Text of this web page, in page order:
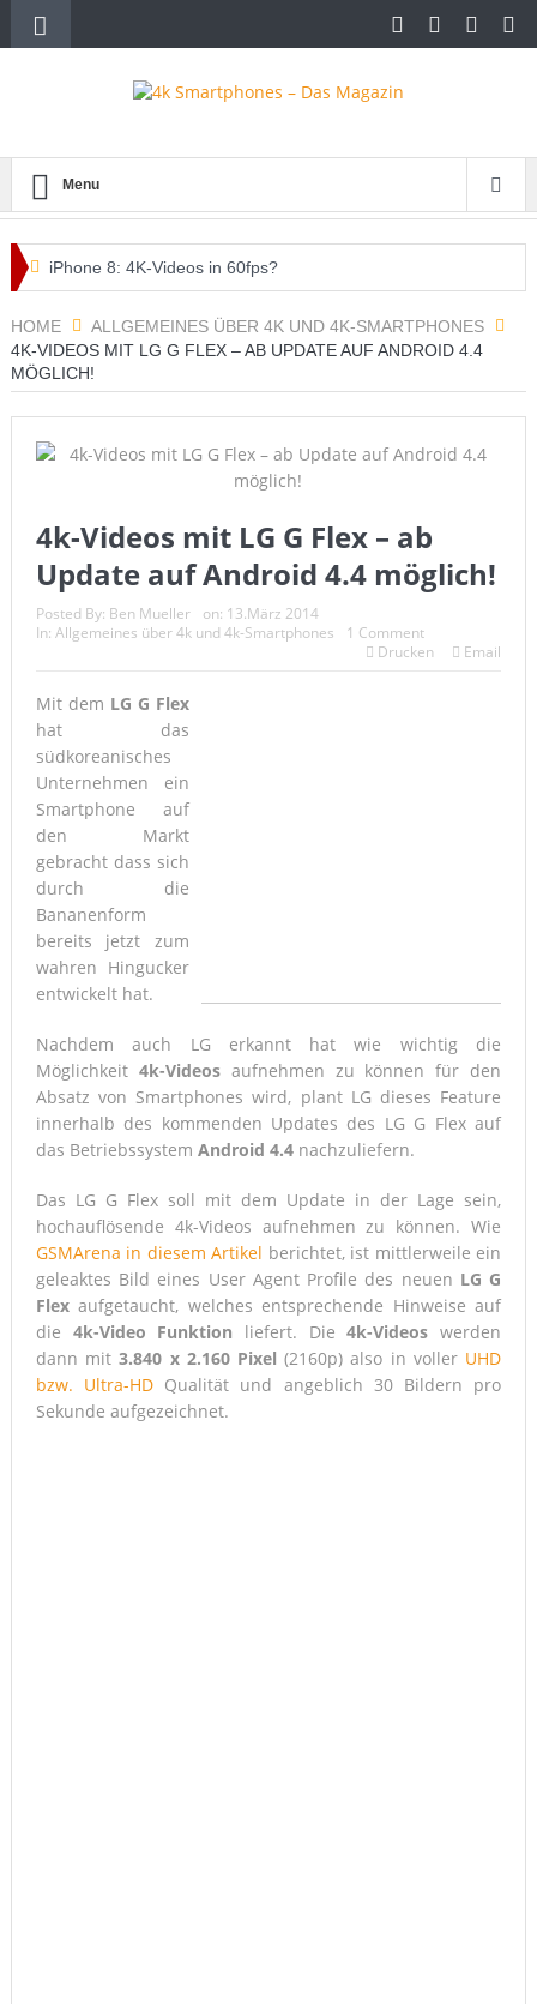
Menu
iPhone 8: 4K-Videos in 60fps?
Diese Spielautomaten lohnen sich im Internet
Den Flohmarkt auf dem Handy
Handytarife – ein paar Tipps zum richtigen Tarif
iPhone 6s oder 7 mit 4k-Display oder Verkaufsstopp?
Samsung Galaxy S6 edge vs. Apple Watch Edition – Gold
Xperia Z5: Konzept zeigt ultradünnes 4K-Phablet
Samsung: Galaxy Note 5 mit 4k-Display?
HOME
ALLGEMEINES ÜBER 4K UND 4K-SMARTPHONES
4K-VIDEOS MIT LG G FLEX – AB UPDATE AUF ANDROID 4.4
MÖGLICH!
4k-Videos mit LG G Flex – ab
Update auf Android 4.4 möglich!
Posted By: Ben Mueller on: 13.März 2014
In: Allgemeines über 4k und 4k-Smartphones
1 Comment
Drucken
Email
Mit dem LG G Flex
hat das
südkoreanisches
Unternehmen ein
Smartphone auf
den Markt
gebracht dass sich
durch die
Bananenform
bereits jetzt zum
wahren Hingucker
entwickelt hat.
Nachdem auch LG erkannt hat wie wichtig die
Möglichkeit 4k-Videosaufnehmen zu können für den
Absatz von Smartphones wird, plant LG dieses Feature
innerhalb des kommenden Updates des LG G Flex auf
das Betriebssystem Android 4.4nachzuliefern.
Das LG G Flex soll mit dem Update in der Lage sein,
hochauflösende 4k-Videos aufnehmen zu können. Wie
GSMArena in diesem Artikel berichtet, ist mittlerweile ein
geleaktes Bild eines User Agent Profile des neuen LG G
Flexaufgetaucht, welches entsprechende Hinweise auf
die 4k-Video Funktion liefert. Die4k-Videos werden
dann mit3.840 x 2.160 Pixel (2160p) also in voller UHD
bzw. Ultra-HD Qualität und angeblich 30 Bildern pro
Sekunde aufgezeichnet.